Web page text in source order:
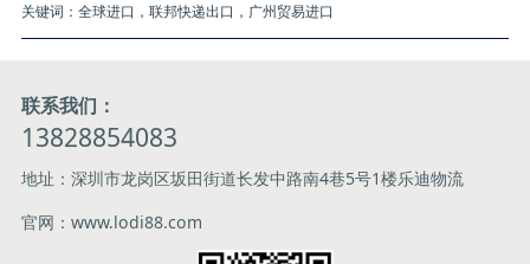
关键词：全球进口，联邦快递出口，广州贸易进口
联系我们：
13828854083
地址：深圳市龙岗区坂田街道长发中路南4巷5号1楼乐迪物流
官网：www.lodi88.com